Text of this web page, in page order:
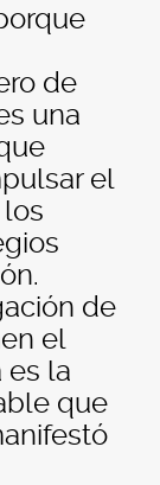
de
una
el
de
el
es la
que